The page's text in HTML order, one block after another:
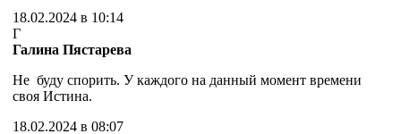
18.02.2024 в 10:14
Г
Галина Пястарева
Не буду спорить. У каждого на данный момент времени
своя Истина.
18.02.2024 в 08:07